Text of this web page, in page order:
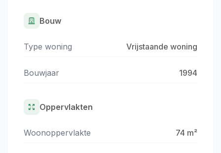
Bouw
Type woning Vrijstaande woning
Bouwjaar 1994
Oppervlakten
Woonoppervlakte 74 m²